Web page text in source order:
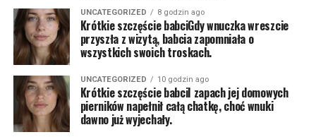
UNCATEGORIZED 8 godzin ago
Krótkie szczęście babciGdy wnuczka wreszcie
przyszła z wizytą, babcia zapomniała o
wszystkich swoich troskach.
UNCATEGORIZED 10 godzin ago
Krótkie szczęście babciI zapach jej domowych
pierników napełnił całą chatkę, choć wnuki
dawno już wyjechały.